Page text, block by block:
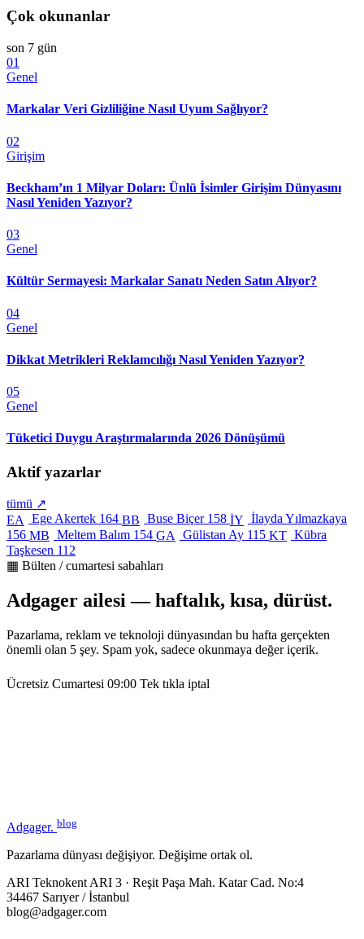
Çok okunanlar
son 7 gün
01
Genel
Markalar Veri Gizliliğine Nasıl Uyum Sağlıyor?
02
Girişim
Beckham’ın 1 Milyar Doları: Ünlü İsimler Girişim Dünyasını
Nasıl Yeniden Yazıyor?
03
Genel
Kültür Sermayesi: Markalar Sanatı Neden Satın Alıyor?
04
Genel
Dikkat Metrikleri Reklamcılığı Nasıl Yeniden Yazıyor?
05
Genel
Tüketici Duygu Araştırmalarında 2026 Dönüşümü
Aktif yazarlar
tümü ↗
EA
Ege Akertek 164 BB Buse Biçer 158 İY İlayda Yılmazkaya
156 MB Meltem Balım 154 GA Gülistan Ay 115 KT Kübra
Taşkesen 112
▦ Bülten / cumartesi sabahları
Adgager ailesi — haftalık, kısa, dürüst.
Pazarlama, reklam ve teknoloji dünyasından bu hafta gerçekten
önemli olan 5 şey. Spam yok, sadece okunmaya değer içerik.
Ücretsiz Cumartesi 09:00 Tek tıkla iptal
Adgager. blog
Pazarlama dünyası değişiyor. Değişime ortak ol.
ARI Teknokent ARI 3 · Reşit Paşa Mah. Katar Cad. No:4
34467 Sarıyer / İstanbul
blog@adgager.com